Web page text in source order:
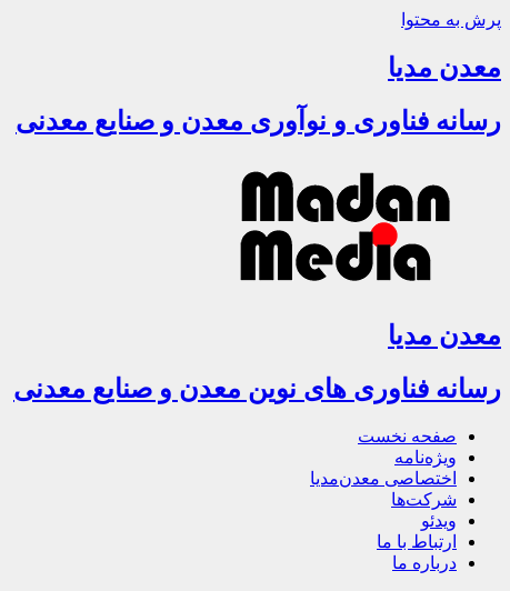
پرش به محتوا
معدن مدیا
رسانه فناوری و نوآوری معدن و صنایع معدنی
معدن مدیا
رسانه فناوری های نوین معدن و صنایع معدنی
صفحه نخست
ویژه‌نامه
اختصاصی معدن‌مدیا
شرکت‌ها
ویدئو
ارتباط با ما
درباره ما